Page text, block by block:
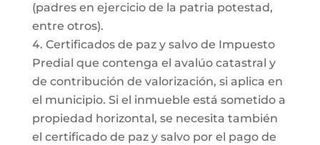
(padres en ejercicio de la patria potestad,
entre otros).
Certificados de paz y salvo de Impuesto
Predial que contenga el avalúo catastral y
de contribución de valorización, si aplica en
el municipio. Si el inmueble está sometido a
propiedad horizontal, se necesita también
el certificado de paz y salvo por el pago de